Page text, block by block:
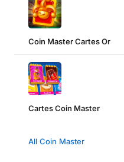
Coin Master Cartes Or
Cartes Coin Master
All Coin Master